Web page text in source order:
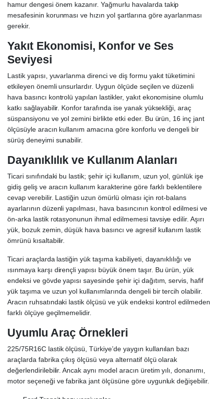
hamur dengesi önem kazanır. Yağmurlu havalarda takip
mesafesinin korunması ve hızın yol şartlarına göre ayarlanması
gerekir.
Yakıt Ekonomisi, Konfor ve Ses
Seviyesi
Lastik yapısı, yuvarlanma direnci ve diş formu yakıt tüketimini
etkileyen önemli unsurlardır. Uygun ölçüde seçilen ve düzenli
hava basıncı kontrolü yapılan lastikler, yakıt ekonomisine olumlu
katkı sağlayabilir. Konfor tarafında ise yanak yüksekliği, araç
süspansiyonu ve yol zemini birlikte etki eder. Bu ürün, 16 inç jant
ölçüsüyle aracın kullanım amacına göre konforlu ve dengeli bir
sürüş deneyimi sunabilir.
Dayanıklılık ve Kullanım Alanları
Ticari sınıfındaki bu lastik; şehir içi kullanım, uzun yol, günlük işe
gidiş geliş ve aracın kullanım karakterine göre farklı beklentilere
cevap verebilir. Lastiğin uzun ömürlü olması için rot-balans
ayarlarının düzenli yapılması, hava basıncının kontrol edilmesi ve
ön-arka lastik rotasyonunun ihmal edilmemesi tavsiye edilir. Aşırı
yük, bozuk zemin, düşük hava basıncı ve agresif kullanım lastik
ömrünü kısaltabilir.
Ticari araçlarda lastiğin yük taşıma kabiliyeti, dayanıklılığı ve
ısınmaya karşı dirençli yapısı büyük önem taşır. Bu ürün, yük
endeksi ve gövde yapısı sayesinde şehir içi dağıtım, servis, hafif
yük taşıma ve uzun yol kullanımlarında dengeli bir tercih olabilir.
Aracın ruhsatındaki lastik ölçüsü ve yük endeksi kontrol edilmeden
farklı ölçüye geçilmemelidir.
Uyumlu Araç Örnekleri
225/75R16C lastik ölçüsü, Türkiye’de yaygın kullanılan bazı
araçlarda fabrika çıkış ölçüsü veya alternatif ölçü olarak
değerlendirilebilir. Ancak aynı model aracın üretim yılı, donanımı,
motor seçeneği ve fabrika jant ölçüsüne göre uygunluk değişebilir.